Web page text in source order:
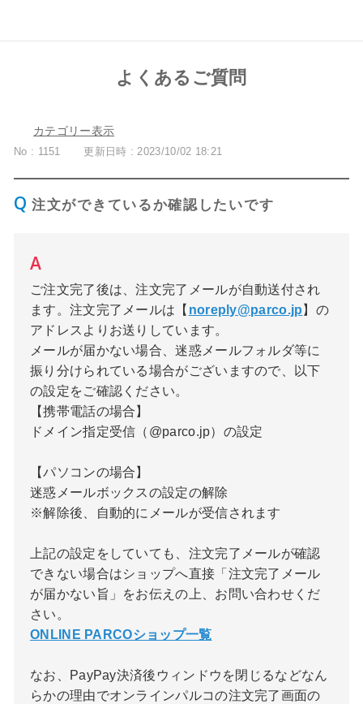
よくあるご質問
カテゴリー表示
No : 1151 更新日時 : 2023/10/02 18:21
注文ができているか確認したいです
ご注文完了後は、注文完了メールが自動送付され
ます。注文完了メールは【 noreply@parco.jp 】の
アドレスよりお送りしています。
メールが届かない場合、迷惑メールフォルダ等に
振り分けられている場合がございますので、以下
の設定をご確認ください。
【携帯電話の場合】
ドメイン指定受信（@parco.jp）の設定
【パソコンの場合】
迷惑メールボックスの設定の解除
※解除後、自動的にメールが受信されます
上記の設定をしていても、注文完了メールが確認
できない場合はショップへ直接「注文完了メール
が届かない旨」をお伝えの上、お問い合わせくだ
さい。
ONLINE PARCOショップ一覧
なお、PayPay決済後ウィンドウを閉じるなどなん
らかの理由でオンラインパルコの注文完了画面の